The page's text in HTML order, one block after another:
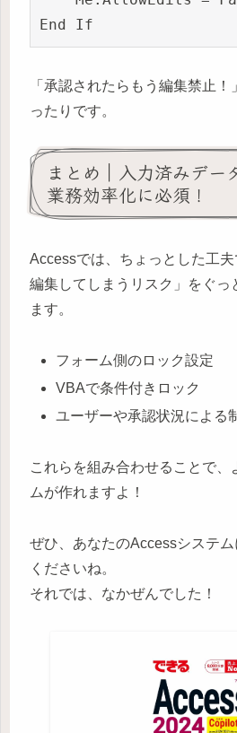
「承認されたらもう編集禁止
ったりです。
まとめ｜入力済みデー
業務効率化に必須！
Accessでは、ちょっとした工
編集してしまうリスク」をぐっ
ます。
フォーム側のロック設定
VBAで条件付きロック
ユーザーや承認状況による
これらを組み合わせることで、
ムが作れますよ！
ぜひ、あなたのAccessシステ
くださいね。
それでは、なかぜんでした！